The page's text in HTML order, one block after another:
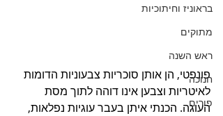
בראוניז וחיתוכיות
מתוקים
ראש השנה
חנוכה
פורים
פונפטי, הן אותן סוכריות צבעוניות הדומות
לאיטריות וצבען אינו דוהה לתוך מסת
העוגה. הכנתי איתן בעבר עוגיות נפלאות,